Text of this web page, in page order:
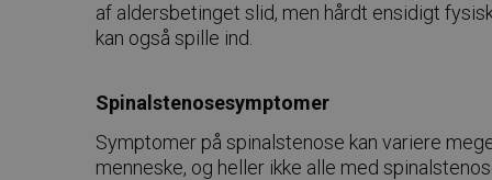
af aldersbetinget slid, men hårdt ensidigt
kan også spille ind.
Spinalstenosesymptomer
Symptomer på spinalstenose kan variere
menneske, og heller ikke alle med